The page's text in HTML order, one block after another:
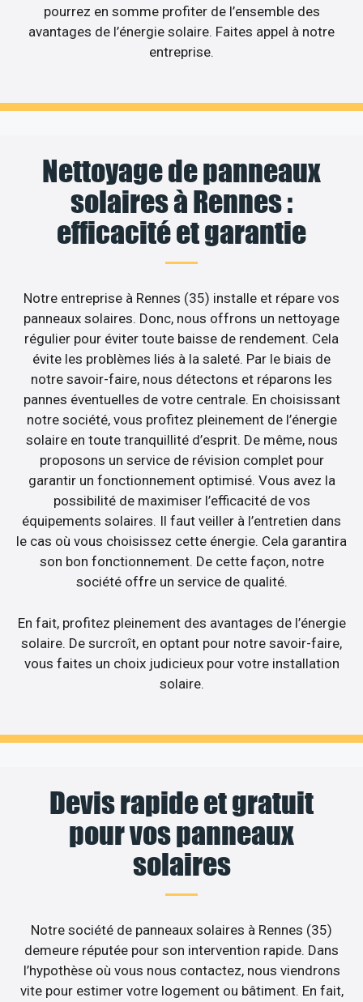
pourrez en somme profiter de l’ensemble des
avantages de l’énergie solaire. Faites appel à notre
entreprise.
Nettoyage de panneaux
solaires à Rennes :
efficacité et garantie
Notre entreprise à Rennes (35) installe et répare vos
panneaux solaires. Donc, nous offrons un nettoyage
régulier pour éviter toute baisse de rendement. Cela
évite les problèmes liés à la saleté. Par le biais de
notre savoir-faire, nous détectons et réparons les
pannes éventuelles de votre centrale. En choisissant
notre société, vous profitez pleinement de l’énergie
solaire en toute tranquillité d’esprit. De même, nous
proposons un service de révision complet pour
garantir un fonctionnement optimisé. Vous avez la
possibilité de maximiser l’efficacité de vos
équipements solaires. Il faut veiller à l’entretien dans
le cas où vous choisissez cette énergie. Cela garantira
son bon fonctionnement. De cette façon, notre
société offre un service de qualité.
En fait, profitez pleinement des avantages de l’énergie
solaire. De surcroît, en optant pour notre savoir-faire,
vous faites un choix judicieux pour votre installation
solaire.
Devis rapide et gratuit
pour vos panneaux
solaires
Notre société de panneaux solaires à Rennes (35)
demeure réputée pour son intervention rapide. Dans
l’hypothèse où vous nous contactez, nous viendrons
vite pour estimer votre logement ou bâtiment. En fait,